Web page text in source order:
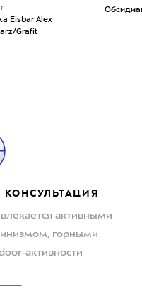
Eisbar Alex
Grafit
активными
горными
активности